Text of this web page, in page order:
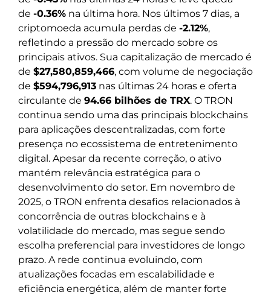
de -0.36% na última hora. Nos últimos 7 dias, a
criptomoeda acumula perdas de -2.12%,
refletindo a pressão do mercado sobre os
principais ativos. Sua capitalização de mercado é
de $27,580,859,466, com volume de negociação
de $594,796,913 nas últimas 24 horas e oferta
circulante de 94.66 bilhões de TRX. O TRON
continua sendo uma das principais blockchains
para aplicações descentralizadas, com forte
presença no ecossistema de entretenimento
digital. Apesar da recente correção, o ativo
mantém relevância estratégica para o
desenvolvimento do setor. Em novembro de
2025, o TRON enfrenta desafios relacionados à
concorrência de outras blockchains e à
volatilidade do mercado, mas segue sendo
escolha preferencial para investidores de longo
prazo. A rede continua evoluindo, com
atualizações focadas em escalabilidade e
eficiência energética, além de manter forte